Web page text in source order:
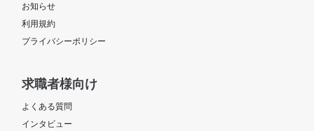
お知らせ
利用規約
プライバシーポリシー
求職者様向け
よくある質問
インタビュー